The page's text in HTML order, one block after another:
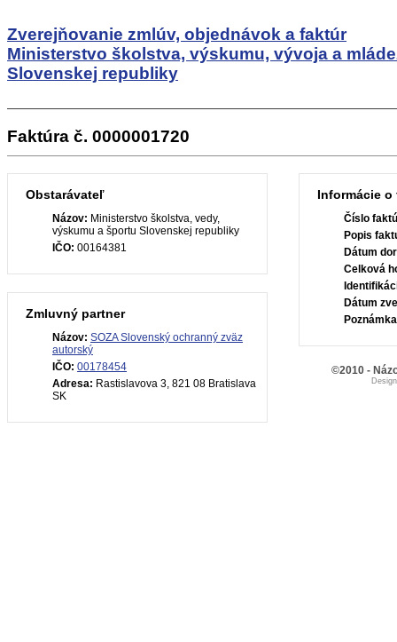
Zverejňovanie zmlúv, objednávok a faktúr
Ministerstvo školstva, výskumu, vývoja a
Slovenskej republiky
Faktúra č. 0000001720
Obstarávateľ
Názov: Ministerstvo školstva, vedy,
výskumu a športu Slovenskej republiky
IČO: 00164381
Zmluvný partner
Názov: SOZA Slovenský ochranný zväz
autorský
IČO: 00178454
Adresa: Rastislavova 3, 821 08 Bratislava
SK
Informácie o
Číslo
Popis
Dátum
Celková
Dátum
©2010 -